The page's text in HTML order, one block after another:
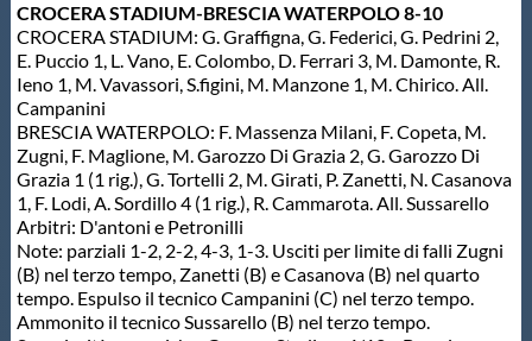
CROCERA STADIUM-BRESCIA WATERPOLO 8-10
CROCERA STADIUM: G. Graffigna, G. Federici, G. Pedrini 2,
E. Puccio 1, L. Vano, E. Colombo, D. Ferrari 3, M. Damonte, R.
Ieno 1, M. Vavassori, S.figini, M. Manzone 1, M. Chirico. All.
Campanini
BRESCIA WATERPOLO: F. Massenza Milani, F. Copeta, M.
Zugni, F. Maglione, M. Garozzo Di Grazia 2, G. Garozzo Di
Grazia 1 (1 rig.), G. Tortelli 2, M. Girati, P. Zanetti, N. Casanova
1, F. Lodi, A. Sordillo 4 (1 rig.), R. Cammarota. All. Sussarello
Arbitri: D'antoni e Petronilli
Note: parziali 1-2, 2-2, 4-3, 1-3. Usciti per limite di falli Zugni
(B) nel terzo tempo, Zanetti (B) e Casanova (B) nel quarto
tempo. Espulso il tecnico Campanini (C) nel terzo tempo.
Ammonito il tecnico Sussarello (B) nel terzo tempo.